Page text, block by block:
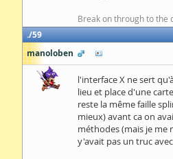
Break on through to the
59
manoloben
l'interface X ne sert
lieu et place d'une
reste la même faille
mieux) avant ca on
méthodes (mais je me
y'avait pas un truc